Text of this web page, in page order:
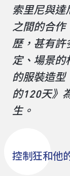
索里尼與達
之間的合作
歷，甚有許
定、場景的
的服裝造型
的120天》
生。
控制狂和他